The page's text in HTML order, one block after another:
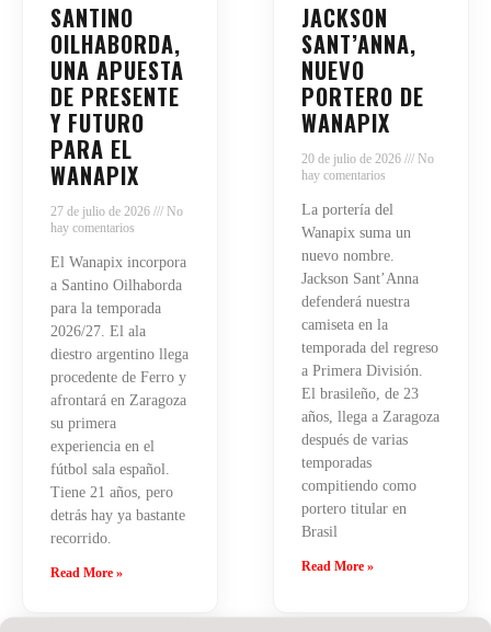
SANTINO
OILHABORDA,
UNA APUESTA
DE PRESENTE
Y FUTURO
PARA EL
WANAPIX
27 de julio de 2026
No
hay comentarios
El Wanapix incorpora
a Santino Oilhaborda
para la temporada
2026/27. El ala
diestro argentino llega
procedente de Ferro y
afrontará en Zaragoza
su primera
experiencia en el
fútbol sala español.
Tiene 21 años, pero
detrás hay ya bastante
recorrido.
Read More »
JACKSON
SANT’ANNA,
NUEVO
PORTERO DE
WANAPIX
20 de julio de 2026
No
hay comentarios
La portería del
Wanapix suma un
nuevo nombre.
Jackson Sant’Anna
defenderá nuestra
camiseta en la
temporada del regreso
a Primera División.
El brasileño, de 23
años, llega a Zaragoza
después de varias
temporadas
compitiendo como
portero titular en
Brasil
Read More »